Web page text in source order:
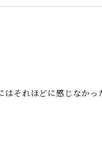
それほどに感じなかっ